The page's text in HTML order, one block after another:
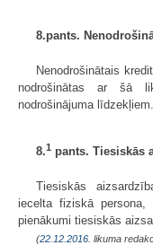
8.pants.
Nenodrošinātais
nodrošinātas ar šā
nodrošinājuma līdzekļiem.
8.1 pants. Tiesiskās
Tiesiskās
iecelta fiziskā
pienākumi tiesiskās
(22.12.2016 . likuma